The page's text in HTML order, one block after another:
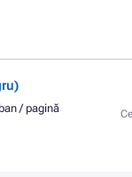
/ pagină